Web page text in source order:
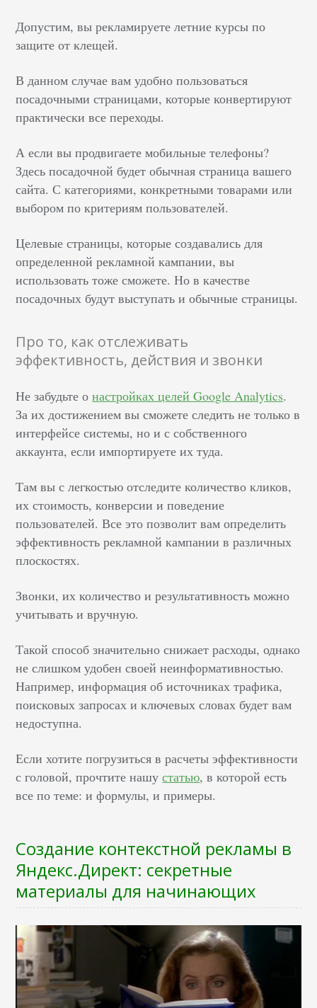
Допустим, вы рекламируете летние курсы по
защите от клещей.
В данном случае вам удобно пользоваться
посадочными страницами, которые конвертируют
практически все переходы.
А если вы продвигаете мобильные телефоны?
Здесь посадочной будет обычная страница вашего
сайта. С категориями, конкретными товарами или
выбором по критериям пользователей.
Целевые страницы, которые создавались для
определенной рекламной кампании, вы
использовать тоже сможете. Но в качестве
посадочных будут выступать и обычные страницы.
Про то, как отслеживать
эффективность, действия и звонки
Не забудьте онастройках целей Google Analytics.
За их достижением вы сможете следить не только в
интерфейсе системы, но и с собственного
аккаунта, если импортируете их туда.
Там вы с легкостью отследите количество кликов,
их стоимость, конверсии и поведение
пользователей. Все это позволит вам определить
эффективность рекламной кампании в различных
плоскостях.
Звонки, их количество и результативность можно
учитывать и вручную.
Такой способ значительно снижает расходы, однако
не слишком удобен своей неинформативностью.
Например, информация об источниках трафика,
поисковых запросах и ключевых словах будет вам
недоступна.
Если хотите погрузиться в расчеты эффективности
с головой, прочтите нашустатью, в которой есть
все по теме: и формулы, и примеры.
Создание контекстной рекламы в
Яндекс.Директ: секретные
материалы для начинающих